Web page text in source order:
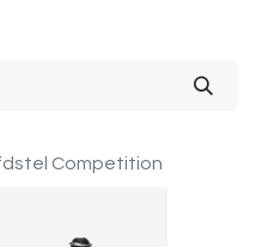
Competition